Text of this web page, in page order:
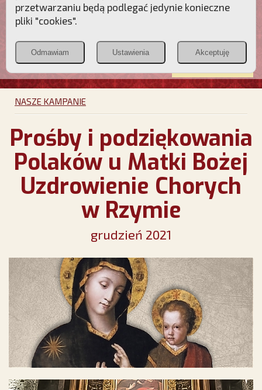
Polonia
Christiana
PCh24.pl
Przymierze
POZNAJ APOSTOLAT FATIMY WESPRZYJ
NAS
NASZE KAMPANIE
Prośby i podziękowania
Polaków u Matki Bożej
Uzdrowienie Chorych
w Rzymie
grudzień 2021
przetwarzaniu będą podlegać jedynie konieczne
pliki "cookies".
Odmawiam Ustawienia Akceptuję